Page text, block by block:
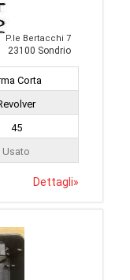
P.le Bertacchi 7
23100 Sondrio
Corta
45
Usato
Dettagli»